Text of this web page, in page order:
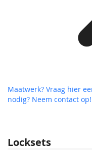
Locksets
Maatwerk? Vraag hier
nodig? Neem contact op!